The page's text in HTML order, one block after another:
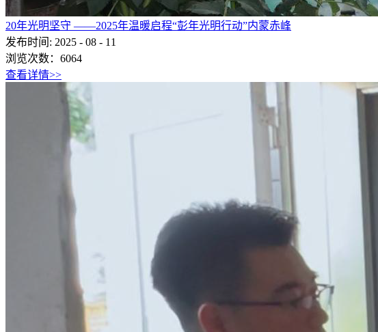
20年光明坚守 ——2025年温暖启程“彭年光明行动”内蒙赤峰
发布时间: 2025 - 08 - 11
浏览次数： 6064
查看详情>>